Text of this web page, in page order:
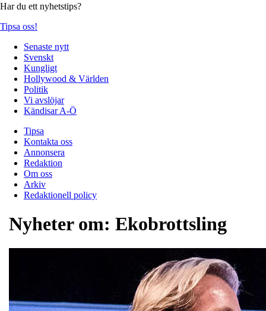
Har du ett nyhetstips?
Tipsa oss!
Senaste nytt
Svenskt
Kungligt
Hollywood & Världen
Politik
Vi avslöjar
Kändisar A-Ö
Tipsa
Kontakta oss
Annonsera
Redaktion
Om oss
Arkiv
Redaktionell policy
Nyheter om: Ekobrottsling